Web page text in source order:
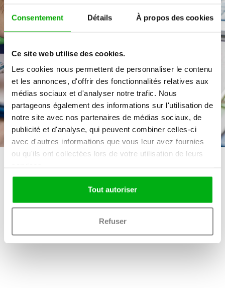
Consentement Détails À propos des cookies
Ce site web utilise des cookies.
Les cookies nous permettent de personnaliser le contenu
et les annonces, d'offrir des fonctionnalités relatives aux
médias sociaux et d'analyser notre trafic. Nous
partageons également des informations sur l'utilisation de
notre site avec nos partenaires de médias sociaux, de
publicité et d'analyse, qui peuvent combiner celles-ci
avec d'autres informations que vous leur avez fournies
ou qu'ils ont collectées lors de votre utilisation de leurs
Tout autoriser
Refuser
Une solution globale clé en main pour vous
candidats.
Je choisis mon test
Parcourez notre
de tests